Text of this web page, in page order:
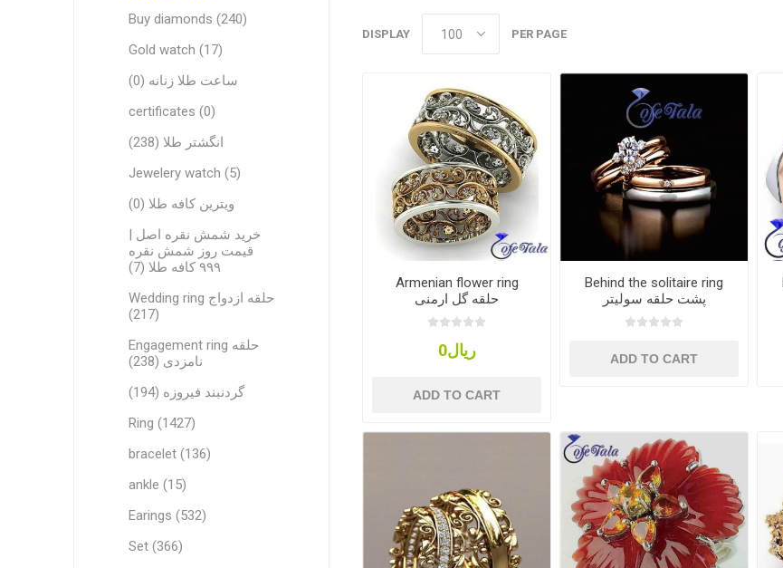
DISPLAY PER PAGE
Armenian flower ring
حلقه گل ارمنی
ریال0
ADD TO CART
Behind the solitaire ring
پشت حلقه سولیتر
ADD TO CART
Buy diamonds (240)
Gold watch (17)
ساعت طلا زنانه (0)
certificates (0)
انگشتر طلا (238)
Jewelery watch (5)
ویترین کافه طلا (0)
خرید شمش نقره اصل |
قیمت روز شمش نقره
۹۹۹ کافه طلا (7)
Wedding ring حلقه ازدواج
(217)
Engagement ring حلقه
نامزدی (238)
گردنبند فیروزه (194)
Ring (1427)
bracelet (136)
ankle (15)
Earings (532)
Set (366)